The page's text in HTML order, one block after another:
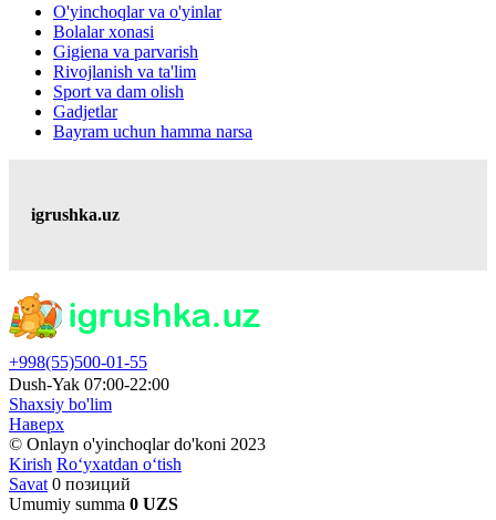
O'yinchoqlar va o'yinlar
Bolalar xonasi
Gigiena va parvarish
Rivojlanish va ta'lim
Sport va dam olish
Gadjetlar
Bayram uchun hamma narsa
igrushka.uz
+998(55)500-01-55
Dush-Yak 07:00-22:00
Shaxsiy bo'lim
Наверх
© Onlayn o'yinchoqlar do'koni 2023
Kirish Ro‘yxatdan o‘tish
Savat 0 позиций
Umumiy summa 0 UZS